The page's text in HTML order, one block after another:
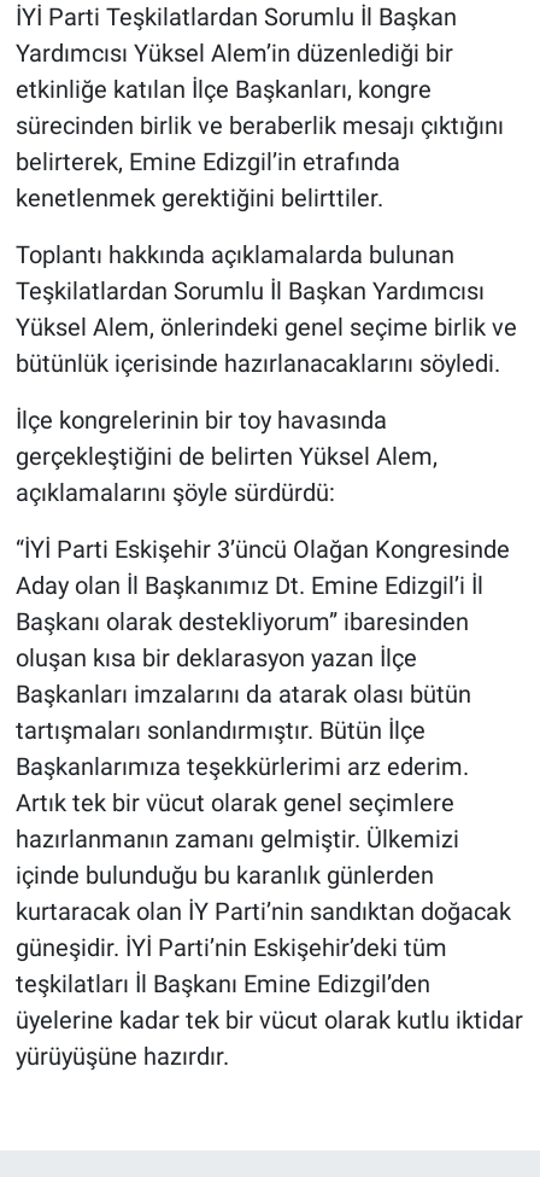
İYİ Parti Teşkilatlardan Sorumlu İl Başkan
Yardımcısı Yüksel Alem’in düzenlediği bir
etkinliğe katılan İlçe Başkanları, kongre
sürecinden birlik ve beraberlik mesajı çıktığını
belirterek, Emine Edizgil’in etrafında
kenetlenmek gerektiğini belirttiler.
Toplantı hakkında açıklamalarda bulunan
Teşkilatlardan Sorumlu İl Başkan Yardımcısı
Yüksel Alem, önlerindeki genel seçime birlik ve
bütünlük içerisinde hazırlanacaklarını söyledi.
İlçe kongrelerinin bir toy havasında
gerçekleştiğini de belirten Yüksel Alem,
açıklamalarını şöyle sürdürdü:
“İYİ Parti Eskişehir 3’üncü Olağan Kongresinde
Aday olan İl Başkanımız Dt. Emine Edizgil’i İl
Başkanı olarak destekliyorum” ibaresinden
oluşan kısa bir deklarasyon yazan İlçe
Başkanları imzalarını da atarak olası bütün
tartışmaları sonlandırmıştır. Bütün İlçe
Başkanlarımıza teşekkürlerimi arz ederim.
Artık tek bir vücut olarak genel seçimlere
hazırlanmanın zamanı gelmiştir. Ülkemizi
içinde bulunduğu bu karanlık günlerden
kurtaracak olan İY Parti’nin sandıktan doğacak
güneşidir. İYİ Parti’nin Eskişehir’deki tüm
teşkilatları İl Başkanı Emine Edizgil’den
üyelerine kadar tek bir vücut olarak kutlu iktidar
yürüyüşüne hazırdır.
Magazin
Bilim ve Teknoloji